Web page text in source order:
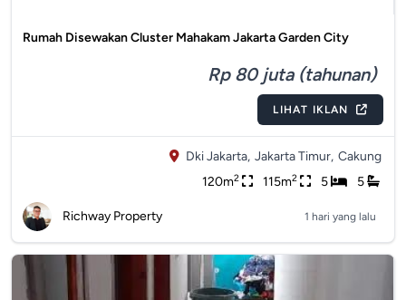
Rumah Disewakan Cluster Mahakam Jakarta Garden City
Rp 80 juta (tahunan)
LIHAT IKLAN
Dki Jakarta, Jakarta Timur, Cakung
120m2 115m2 5 5
Richway Property 1 hari yang lalu